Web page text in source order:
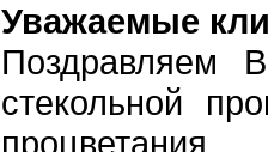
Уважаемые
Поздравляем
стекольной